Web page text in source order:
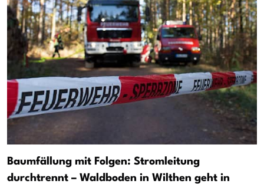
Baumfällung mit Folgen: Stromleitung
durchtrennt – Waldboden in Wilthen geht in